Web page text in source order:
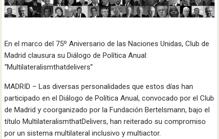
En el marco del 75º Aniversario de las Naciones Unidas, Club de
Madrid clausura su Diálogo de Política Anual:
“Multilateralismthatdelivers”
MADRID – Las diversas personalidades que estos días han
participado en el Diálogo de Política Anual, convocado por el Club
de Madrid y coorganizado por la Fundación Bertelsmann, bajo el
título MultilateralismthatDelivers, han reiterado su compromiso
por un sistema multilateral inclusivo y multiactor.